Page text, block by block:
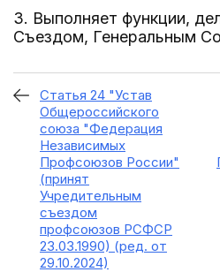
3. Выполняет функции,
Съездом, Генеральным
Статья 24 "Устав
Общероссийского
союза "Федерация
Независимых
Профсоюзов России"
(принят
Учредительным
съездом
профсоюзов РСФСР
23.03.1990) (ред. от
29.10.2024)